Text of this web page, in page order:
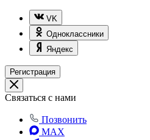
VK
Одноклассники
Яндекс
Регистрация
Связаться с нами
Позвонить
MAX